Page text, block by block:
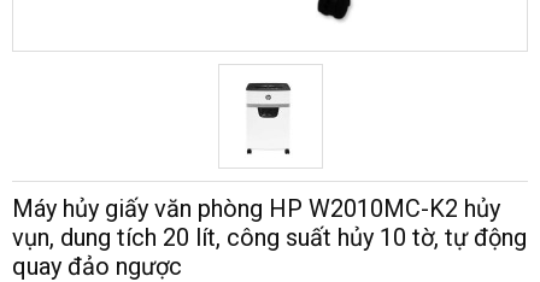
Máy hủy giấy văn phòng HP W2010MC-K2 hủy
vụn, dung tích 20 lít, công suất hủy 10 tờ, tự động
quay đảo ngược